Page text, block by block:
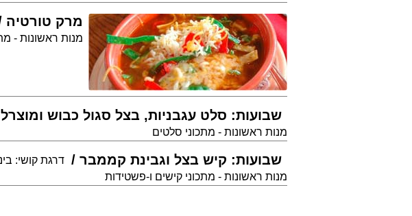
מרק טורטיה
מנות ראשונות -
שבועות: סלט עגבניות, בצל סגול כבוש
מנות ראשונות - מתכוני סלטים
שבועות: קיש בצל וגבינת קממבר דרגת קושי:
מנות ראשונות - מתכוני קישים ו-פשטידות